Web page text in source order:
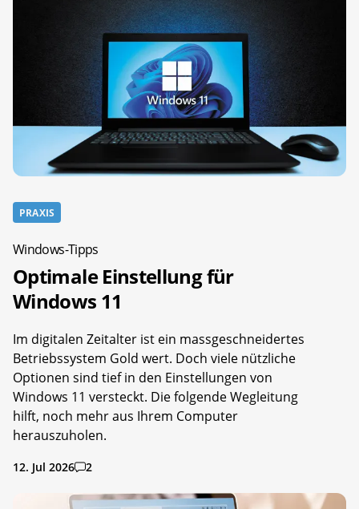
PRAXIS
Windows-Tipps
Optimale Einstellung für
Windows 11
Im digitalen Zeitalter ist ein massgeschneidertes
Betriebssystem Gold wert. Doch viele nützliche
Optionen sind tief in den Einstellungen von
Windows 11 versteckt. Die folgende Wegleitung
hilft, noch mehr aus Ihrem Computer
herauszuholen.
12. Jul 2026 2